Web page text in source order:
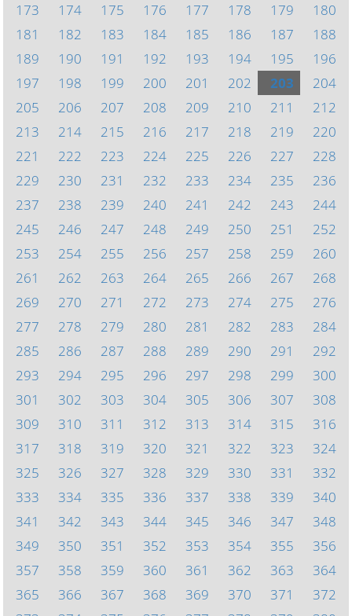
173
174 175 176 177 178 179
180
181
182 183 184 185 186 187
188
189
190 191 192 193 194 195
196
197
198 199 200 201 202 203
204
205
206 207 208 209 210 211
212
213
214 215 216 217 218 219
220
221
222 223 224 225 226 227
228
229
230 231 232 233 234 235
236
237
238 239 240 241 242 243
244
245
246 247 248 249 250 251
252
253
254 255 256 257 258 259
260
261
262 263 264 265 266 267
268
269
270 271 272 273 274 275
276
277
278 279 280 281 282 283
284
285
286 287 288 289 290 291
292
293
294 295 296 297 298 299
300
301
302 303 304 305 306 307
308
309
310 311 312 313 314 315
316
317
318 319 320 321 322 323
324
325
326 327 328 329 330 331
332
333
334 335 336 337 338 339
340
341
342 343 344 345 346 347
348
349
350 351 352 353 354 355
356
357
358 359 360 361 362 363
364
365
366 367 368 369 370 371
372